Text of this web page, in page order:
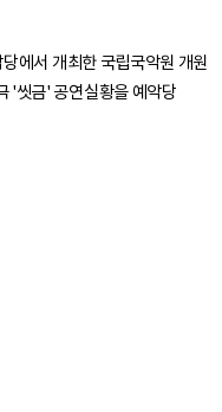
에서 개최한 국립국악원 개원
'씻금' 공연실황을 예악당